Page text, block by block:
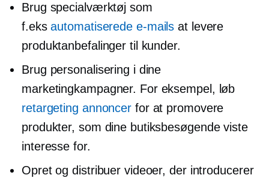
Brug specialværktøj som
f.eksautomatiserede e-mails at levere
produktanbefalinger til kunder.
Brug personalisering i dine
marketingkampagner. For eksempel, løb
retargeting annoncer for at promovere
produkter, som dine butiksbesøgende viste
interesse for.
Opret og distribuer videoer, der introducerer